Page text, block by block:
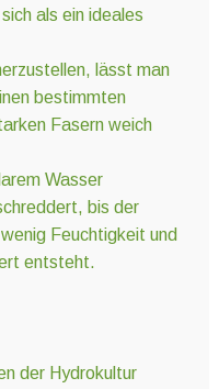
als ein ideales
lässt man
bestimmten
Fasern weich
Wasser
bis der
Feuchtigkeit und
entsteht.
der Hydrokultur